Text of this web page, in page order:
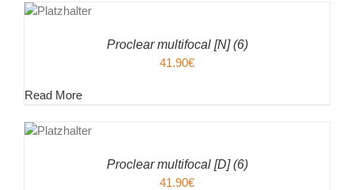
Proclear multifocal [N] (6)
41.90€
Read More
Proclear multifocal [D] (6)
41.90€